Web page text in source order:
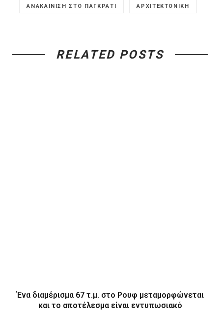
ΑΝΑΚΑΙΝΙΣΗ ΣΤΟ ΠΑΓΚΡΑΤΙ ΑΡΧΙΤΕΚΤΟΝΙΚΗ
RELATED POSTS
Ένα διαμέρισμα 67 τ.μ. στο Ρουφ μεταμορφώνεται
και το αποτέλεσμα είναι εντυπωσιακό